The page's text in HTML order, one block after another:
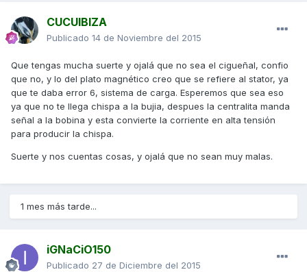
CUCUIBIZA
Publicado 14 de Noviembre del 2015
Que tengas mucha suerte y ojalá que no sea el cigueñal, confio
que no, y lo del plato magnético creo que se refiere al stator, ya
que te daba error 6, sistema de carga. Esperemos que sea eso
ya que no te llega chispa a la bujia, despues la centralita manda
señal a la bobina y esta convierte la corriente en alta tensión
para producir la chispa.
Suerte y nos cuentas cosas, y ojalá que no sean muy malas.
1 mes más tarde...
iGNaCiO150
Publicado 27 de Diciembre del 2015